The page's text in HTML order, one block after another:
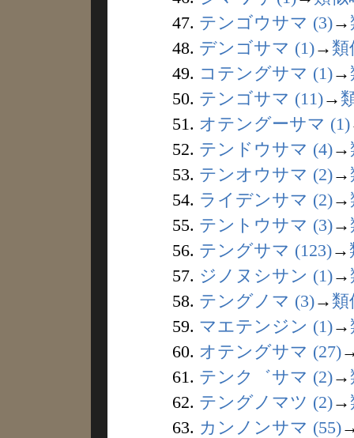
47. テンゴウサマ (3)→
48. デンゴサマ (1)→ 類
49. コテングサマ (1)→
50. テンゴサマ (11)→
51. オテングーサマ (1)
52. テンドウサマ (4)→
53. テンオウサマ (2)→
54. ライデンサマ (2)→
55. テントウサマ (3)→
56. テングサマ (123)→
57. ジノヌシサン (1)→
58. テングノマ (3)→ 類
59. マエテンジン (1)→
60. オテングサマ (27)
61. テンク゛サマ (2)→
62. テングノマツ (2)→
63. カンノンサマ (55)